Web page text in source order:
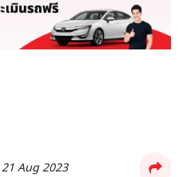
21 Aug 2023